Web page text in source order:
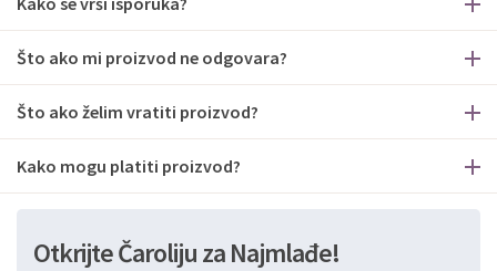
Što ako mi proizvod ne odgovara?
Što ako želim vratiti proizvod?
Kako mogu platiti proizvod?
Otkrijte Čaroliju za Najmlađe!